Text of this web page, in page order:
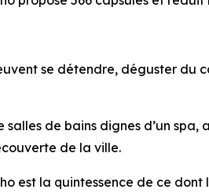
se détendre, déguster du
de bains dignes d’un
de la ville.
est la quintessence de ce